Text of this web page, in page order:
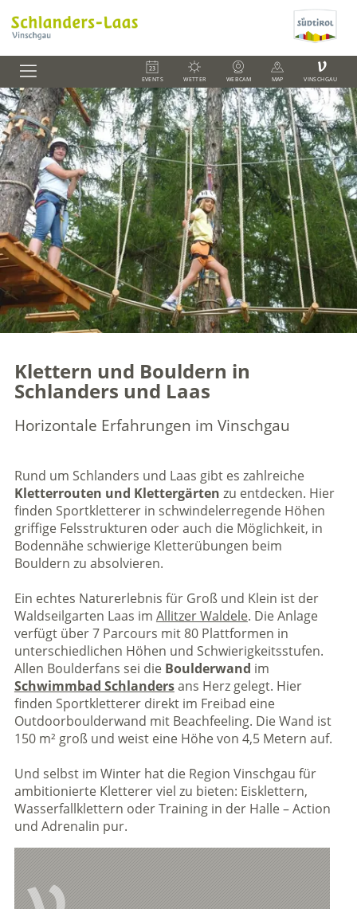
EVENTS WETTER WEBCAM MAP
V
VINSCHGAU
Klettern und Bouldern in
Schlanders und Laas
Horizontale Erfahrungen im Vinschgau
Rund um Schlanders und Laas gibt es zahlreiche
Kletterrouten und Klettergärten zu entdecken. Hier
finden Sportkletterer in schwindelerregende Höhen
griffige Felsstrukturen oder auch die Möglichkeit, in
Bodennähe schwierige Kletterübungen beim
Bouldern zu absolvieren.
Ein echtes Naturerlebnis für Groß und Klein ist der
Waldseilgarten Laas im Allitzer Waldele. Die Anlage
verfügt über 7 Parcours mit 80 Plattformen in
unterschiedlichen Höhen und Schwierigkeitsstufen.
Allen Boulderfans sei die Boulderwand im
Schwimmbad Schlandersans Herz gelegt. Hier
finden Sportkletterer direkt im Freibad eine
Outdoorboulderwand mit Beachfeeling. Die Wand ist
150 m² groß und weist eine Höhe von 4,5 Metern auf.
Und selbst im Winter hat die Region Vinschgau für
ambitionierte Kletterer viel zu bieten: Eisklettern,
Wasserfallklettern oder Training in der Halle – Action
und Adrenalin pur.